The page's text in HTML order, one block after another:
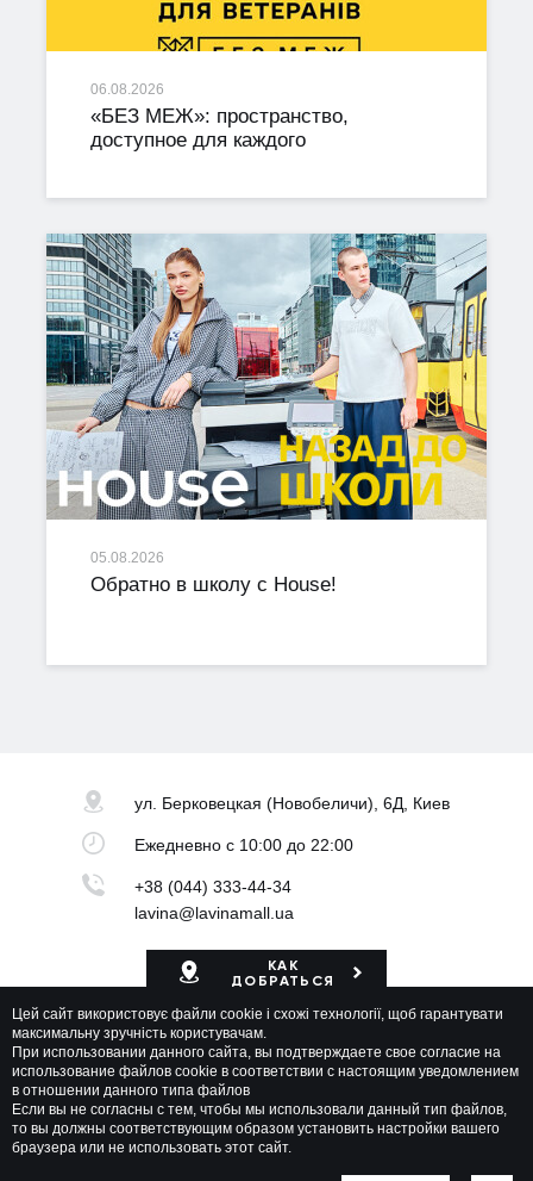
06.08.2026
«БЕЗ МЕЖ»: пространство,
доступное для каждого
05.08.2026
Обратно в школу с House!
ул. Берковецкая (Новобеличи), 6Д, Киев
Ежедневнос 10:00 до 22:00
+38 (044) 333-44-34
lavina@lavinamall.ua
КАК
ДОБРАТЬСЯ
Карта ТРЦ
Lavina Mall © 2026 Все права защищены
Цей сайт використовує файли cookie і схожі технології, щоб гарантувати
максимальну зручність користувачам.
При использовании данного сайта, вы подтверждаете свое согласие на
использование файлов cookie в соответствии с настоящим уведомлением
в отношении данного типа файлов
Если вы не согласны с тем, чтобы мы использовали данный тип файлов,
то вы должны соответствующим образом установить настройки вашего
браузера или не использовать этот сайт.